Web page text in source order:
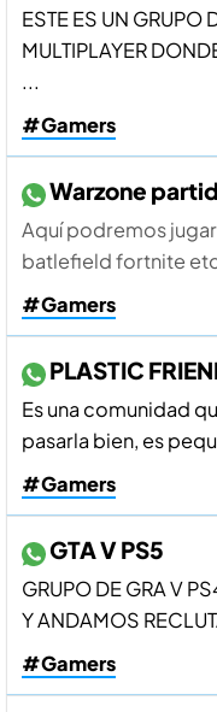
ESTE ES UN GRUPO
MULTIPLAYER
...
#Gamers
Warzone
Aquí­ podremos
batlefield fortnite
#Gamers
PLASTIC
Es una comunidad
pasarla bien, es
#Gamers
GTA V PS5
GRUPO DE GRA V
Y ANDAMOS
#Gamers